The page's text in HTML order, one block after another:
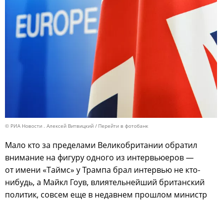
© РИА Новости . Алексей Витвицкий Перейти в фотобанк
Мало кто за пределами Великобритании обратил
внимание на фигуру одного из интервьюеров —
от имени «Таймс» у Трампа брал интервью не кто-
нибудь, а Майкл Гоув, влиятельнейший британский
политик, совсем еще в недавнем прошлом министр